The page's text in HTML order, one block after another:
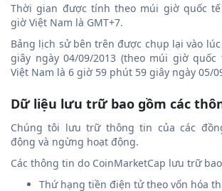
Thời gian được tính theo múi giờ quốc tế
giờ Việt Nam là GMT+7.
Bảng lịch sử bên trên được chụp lại vào
giây ngày 04/09/2013 (theo múi giờ quốc
Việt Nam là 6 giờ 59 phút 59 giây ngày 05/
Dữ liệu lưu trữ bao gồm các
Chúng tôi lưu trữ thông tin của các
động và ngừng hoạt động.
Các thông tin do CoinMarketCap lưu trữ
Thứ hạng tiền điện tử theo vốn hóa